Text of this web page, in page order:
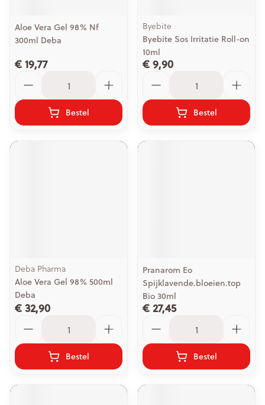
Aloe Vera Gel 98% Nf
300ml Deba
€ 19,77
Bestel
Byebite
Byebite Sos Irritatie Roll-on
10ml
€ 9,90
Bestel
Deba Pharma
Aloe Vera Gel 98% 500ml
Deba
€ 32,90
Bestel
Pranarom Eo
Spijklavende.bloeien.top
Bio 30ml
€ 27,45
Bestel